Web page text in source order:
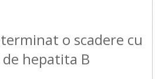
o scadere cu
hepatita B